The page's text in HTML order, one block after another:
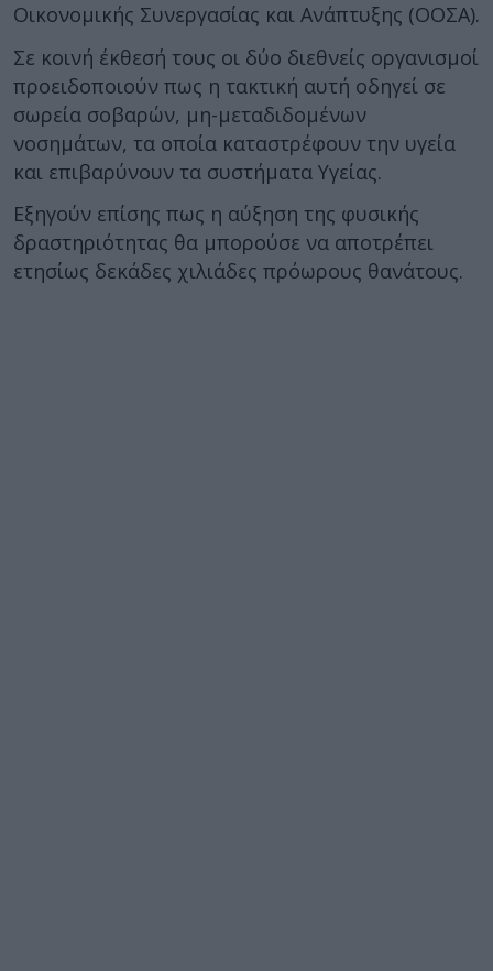
Οικονομικής Συνεργασίας και Ανάπτυξης (ΟΟΣΑ).
Σε κοινή έκθεσή τους οι δύο διεθνείς οργανισμοί
προειδοποιούν πως η τακτική αυτή οδηγεί σε
σωρεία σοβαρών, μη-μεταδιδομένων
νοσημάτων, τα οποία καταστρέφουν την υγεία
και επιβαρύνουν τα συστήματα Υγείας.
Εξηγούν επίσης πως η αύξηση της φυσικής
δραστηριότητας θα μπορούσε να αποτρέπει
ετησίως δεκάδες χιλιάδες πρόωρους θανάτους.